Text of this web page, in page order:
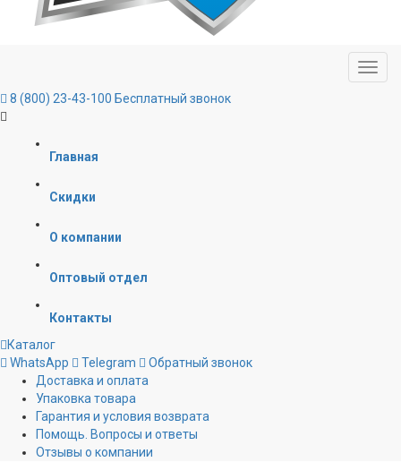
8 (800) 23-43-100 Бесплатный звонок
Главная
Скидки
О компании
Оптовый отдел
Контакты
Каталог
WhatsApp
Telegram
Обратный звонок
Доставка и оплата
Упаковка товара
Гарантия и условия возврата
Помощь. Вопросы и ответы
Отзывы о компании